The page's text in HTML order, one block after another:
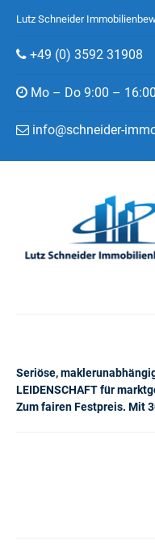
Lutz Schneider
+49 (0) 3592 31908
Mo – Do 9:00 –
info@schneider-
Seriöse,
LEIDENSCHAFT für
Zum fairen Festpreis. Mit